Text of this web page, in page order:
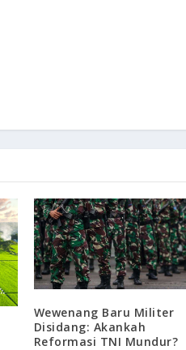
Wewenang Baru Militer
Disidang: Akankah
Reformasi TNI Mundur?